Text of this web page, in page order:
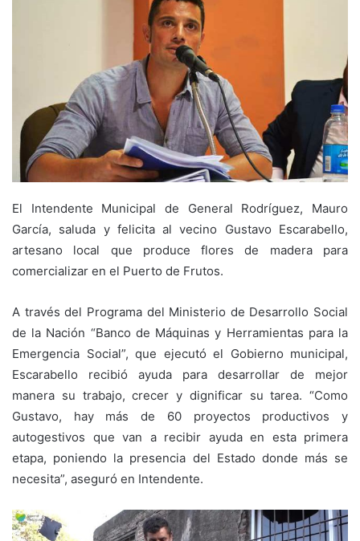
El Intendente Municipal de General Rodríguez, Mauro
García, saluda y felicita al vecino Gustavo Escarabello,
artesano local que produce flores de madera para
comercializar en el Puerto de Frutos.
A través del Programa del Ministerio de Desarrollo Social
de la Nación “Banco de Máquinas y Herramientas para la
Emergencia Social”, que ejecutó el Gobierno municipal,
Escarabello recibió ayuda para desarrollar de mejor
manera su trabajo, crecer y dignificar su tarea. “Como
Gustavo, hay más de 60 proyectos productivos y
autogestivos que van a recibir ayuda en esta primera
etapa, poniendo la presencia del Estado donde más se
necesita”, aseguró en Intendente.